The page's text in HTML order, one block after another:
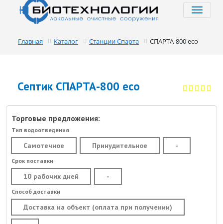
Главная Каталог Станции Спарта СПАРТА-800 eco
Септик СПАРТА-800 eco
Торговые предложения:
Тип водоотведения
Самотечное Принудительное -
Срок поставки
10 рабочих дней -
Способ доставки
Доставка на объект (оплата при получении)